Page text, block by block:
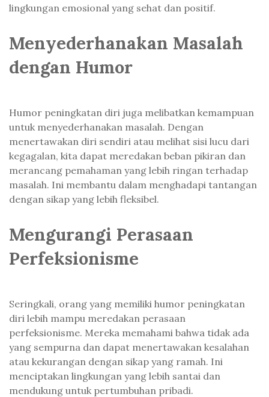
lingkungan emosional yang sehat dan positif.
Menyederhanakan Masalah
dengan Humor
Humor peningkatan diri juga melibatkan kemampuan
untuk menyederhanakan masalah. Dengan
menertawakan diri sendiri atau melihat sisi lucu dari
kegagalan, kita dapat meredakan beban pikiran dan
merancang pemahaman yang lebih ringan terhadap
masalah. Ini membantu dalam menghadapi tantangan
dengan sikap yang lebih fleksibel.
Mengurangi Perasaan
Perfeksionisme
Seringkali, orang yang memiliki humor peningkatan
diri lebih mampu meredakan perasaan
perfeksionisme. Mereka memahami bahwa tidak ada
yang sempurna dan dapat menertawakan kesalahan
atau kekurangan dengan sikap yang ramah. Ini
menciptakan lingkungan yang lebih santai dan
mendukung untuk pertumbuhan pribadi.